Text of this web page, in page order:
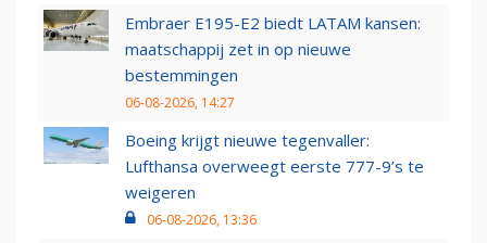
Embraer E195-E2 biedt LATAM kansen:
maatschappij zet in op nieuwe
bestemmingen
06-08-2026, 14:27
Boeing krijgt nieuwe tegenvaller:
Lufthansa overweegt eerste 777-9’s te
weigeren
06-08-2026, 13:36